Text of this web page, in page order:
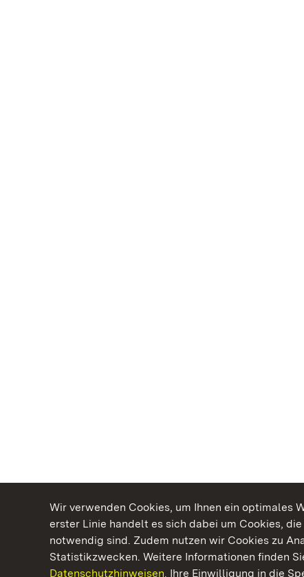
Wir verwenden Cookies, um Ihnen ein optimales
erster Linie handelt es sich dabei um Cookies,
notwendig sind. Zudem nutzen wir Cookies zu
Statistikzwecken. Weitere Informationen finden
Datenschutzhinweisen. Ihre Einwilligung in die